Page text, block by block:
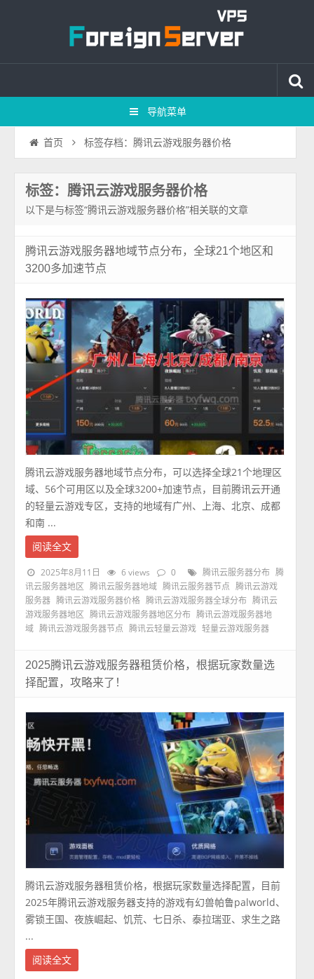
导航菜单
首页 标签存档：腾讯云游戏服务器价格
标签：腾讯云游戏服务器价格
以下是与标签“腾讯云游戏服务器价格”相关联的文章
腾讯云游戏服务器地域节点分布，全球21个地区和
3200多加速节点
腾讯云游戏服务器地域节点分布，可以选择全球21个地理区
域、56个可用区以及全球3200+加速节点，目前腾讯云开通
的轻量云游戏专区，支持的地域有广州、上海、北京、成都
和南 ...
阅读全文
2025年8月11日 6 views 0 腾讯云服务器分布
腾
讯云服务器地区
腾讯云服务器地域 腾讯云服务器节点
腾讯云游戏
服务器 腾讯云游戏服务器价格 腾讯云游戏服务器全球分布 腾讯云
游戏服务器地区
腾讯云游戏服务器地区分布 腾讯云游戏服务器地
域 腾讯云游戏服务器节点 腾讯云轻量云游戏 轻量云游戏服务器
2025腾讯云游戏服务器租赁价格，根据玩家数量选
择配置，攻略来了！
腾讯云游戏服务器租赁价格，根据玩家数量选择配置，目前
2025年腾讯云游戏服务器支持的游戏有幻兽帕鲁palworld、
雾锁王国、夜族崛起、饥荒、七日杀、泰拉瑞亚、求生之路
...
阅读全文